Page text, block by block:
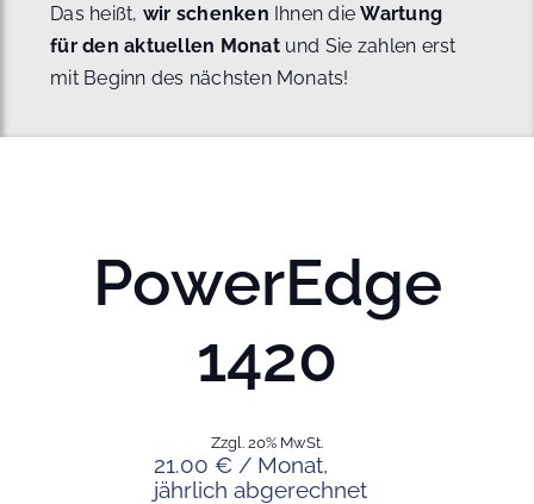
Das heißt, wir schenken Ihnen dieWartung
für den aktuellen Monat und Sie zahlen erst
mit Beginn des nächsten Monats!
PowerEdge
1420
21.00 € / Monat,
jährlich abgerechnet
Zzgl. 20% MwSt.